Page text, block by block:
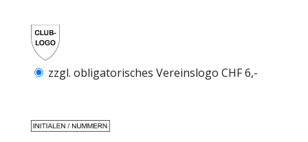
zzgl. obligatorisches Vereinslogo CHF 6,-